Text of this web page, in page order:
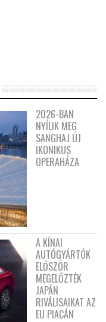
2026-BAN
NYÍLIK MEG
SANGHAJ ÚJ
IKONIKUS
OPERAHÁZA
A KÍNAI
AUTÓGYÁRTÓK
ELŐSZÖR
MEGELŐZTÉK
JAPÁN
RIVÁLISAIKAT AZ
EU PIACÁN